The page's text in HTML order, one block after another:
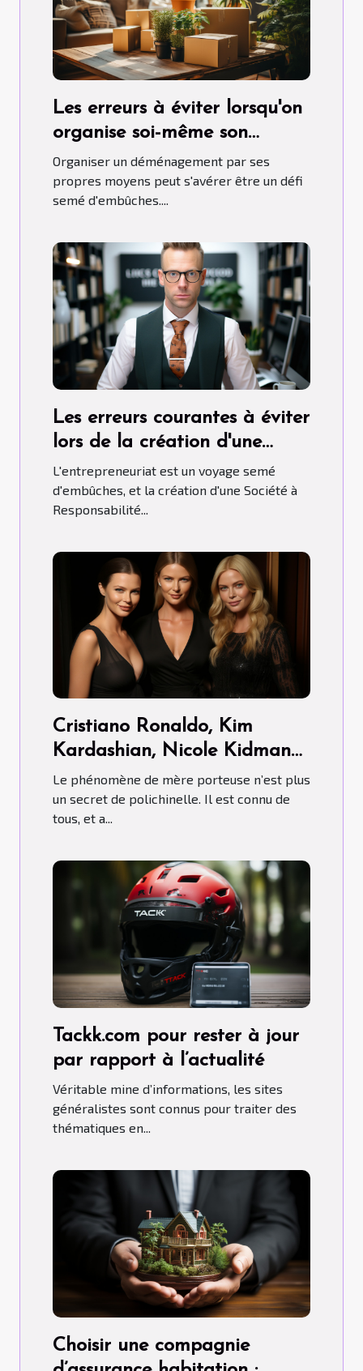
Les erreurs à éviter lorsqu'on
organise soi-même son
déménagement
Organiser un déménagement par ses
propres moyens peut s'avérer être un défi
semé d'embûches....
Les erreurs courantes à éviter
lors de la création d'une
SARL
L'entrepreneuriat est un voyage semé
d'embûches, et la création d'une Société à
Responsabilité...
Cristiano Ronaldo, Kim
Kardashian, Nicole Kidman…
ont-ils fait recours aux Mères
porteuses ?
Le phénomène de mère porteuse n’est plus
un secret de polichinelle. Il est connu de
tous, et a...
Tackk.com pour rester à jour
par rapport à l’actualité
Véritable mine d’informations, les sites
généralistes sont connus pour traiter des
thématiques en...
Choisir une compagnie